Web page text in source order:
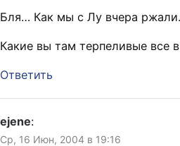
Бля… Как мы с Лу вчера ржали.
Какие вы там терпеливые все
Ответить
ejene:
Ср, 16 Июн, 2004 в 19:16